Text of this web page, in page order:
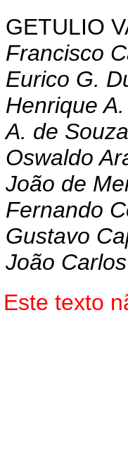
GETULIO
Francisco
Eurico G.
Henrique
A. de
Oswaldo
João de
Fernando
Gustavo
João
Este texto